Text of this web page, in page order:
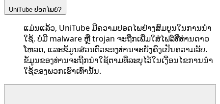
UniTube ປອດໄພບໍ?
ແມ່ນແລ້ວ, UniTube ມີຄວາມປອດໄພຢ່າງສົມບູນໃນການນໍາ
ໃຊ້. ບໍ່ມີ malware ຫຼື trojan ຈະຖືກເພີ່ມໃສ່ໄຟລ໌ທີ່ທ່ານດາວ
ໂຫລດ, ແລະຂໍ້ມູນສ່ວນຕົວຂອງທ່ານຈະຍັງຄົງເປັນຄວາມລັບ.
ຂໍ້ມູນຂອງທ່ານຈະຖືກນຳໃຊ້ຕາມທີ່ລະບຸໄວ້ໃນເງື່ອນໄຂການນຳ
ໃຊ້ຂອງພວກເຮົາເທົ່ານັ້ນ.